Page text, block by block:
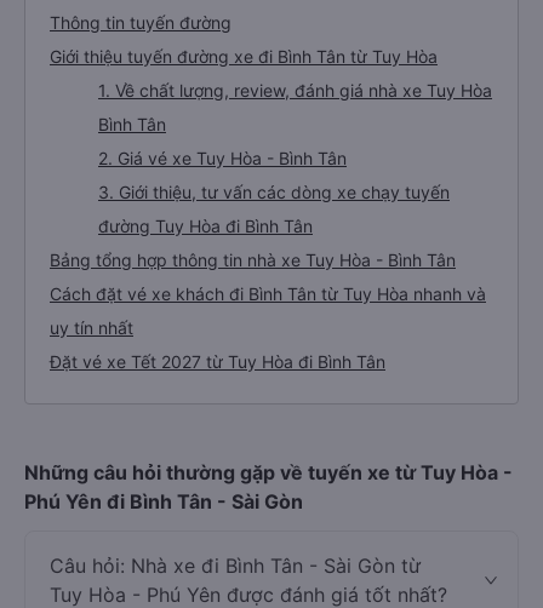
Thông tin tuyến đường
Giới thiệu tuyến đường xe đi Bình Tân từ Tuy Hòa
1. Về chất lượng, review, đánh giá nhà xe Tuy Hòa
Bình Tân
2. Giá vé xe Tuy Hòa - Bình Tân
3. Giới thiệu, tư vấn các dòng xe chạy tuyến
đường Tuy Hòa đi Bình Tân
Bảng tổng hợp thông tin nhà xe Tuy Hòa - Bình Tân
Cách đặt vé xe khách đi Bình Tân từ Tuy Hòa nhanh và
uy tín nhất
Đặt vé xe Tết 2027 từ Tuy Hòa đi Bình Tân
Những câu hỏi thường gặp về tuyến xe từ Tuy Hòa -
Phú Yên đi Bình Tân - Sài Gòn
Câu hỏi: Nhà xe đi Bình Tân - Sài Gòn từ
Tuy Hòa - Phú Yên được đánh giá tốt nhất?